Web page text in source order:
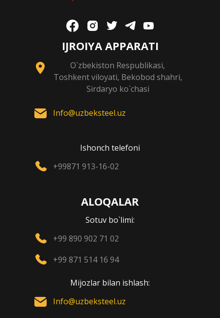
IJROIYA APPARATI
O`zbekiston Respublikasi,
Toshkent viloyati, Bekobod shahri,
Sirdaryo ko`chasi
Info@uzbeksteel.uz
Ishonch telefoni
+99871 913-16-02
ALOQALAR
Sotuv bo`limi:
+99 890 902 71 02
+99 871 514 16 94
Mijozlar bilan ishlash:
Info@uzbeksteel.uz